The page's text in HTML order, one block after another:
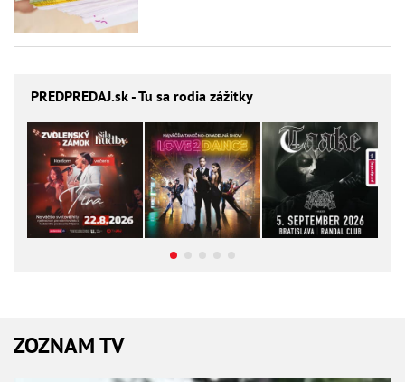
PREDPREDAJ.sk - Tu sa rodia zážitky
ZOZNAM TV